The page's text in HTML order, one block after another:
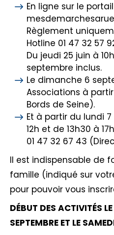
En ligne sur le
Règlement
Hotline 01 47 32 57
Du jeudi 25 juin à
septembre inclus.
Le dimanche 6
Associations à
Bords de Seine).
Et à partir du lundi
12h et de 13h30 à
01 47 32 67 43
Il est indispensable de
famille (indiqué sur
pour pouvoir vous
DÉBUT DES ACTIVITÉS
SEPTEMBRE ET LE